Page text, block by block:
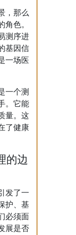
，那么
角色。
测序进
基因信
一场医
一个测
。它能
量。这
了健康
的边
发了一
护、基
必须面
展是否